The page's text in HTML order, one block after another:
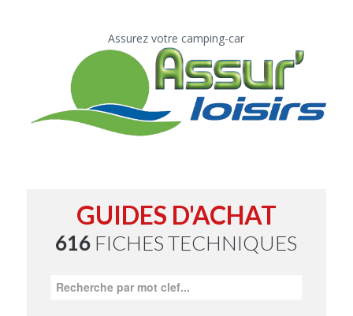
Assurez votre camping-car
GUIDES D'ACHAT
616 FICHES TECHNIQUES